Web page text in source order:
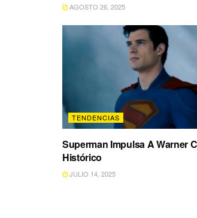
AGOSTO 26, 2025
TENDENCIAS
Superman Impulsa A Warner
Histórico
JULIO 14, 2025